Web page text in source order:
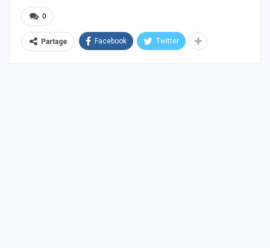
0
Partage Facebook Twitter